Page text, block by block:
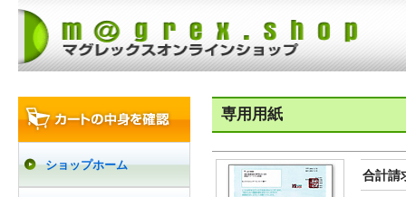
ショップホーム
専用用紙
合計請